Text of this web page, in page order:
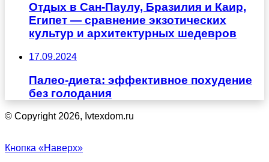
Отдых в Сан-Паулу, Бразилия и Каир,
Египет — сравнение экзотических
культур и архитектурных шедевров
17.09.2024
Палео-диета: эффективное похудение
без голодания
© Copyright 2026, Ivtexdom.ru
Кнопка «Наверх»